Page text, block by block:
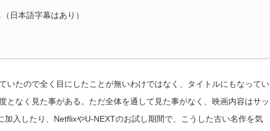
日本語字幕はあり）
いたので全く目にしたことが無いわけではなく、タイトルにもなってい
となく見た事がある。ただ全体を通して見た事がなく、映画内容はサッ
入したり、NetflixやU-NEXTのお試し期間で、こうした古い名作を気